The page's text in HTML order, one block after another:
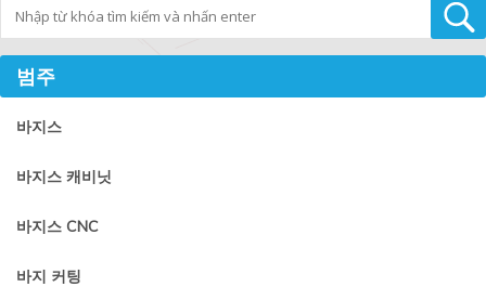
범주
바지스
바지스 캐비닛
바지스 CNC
바지 커팅